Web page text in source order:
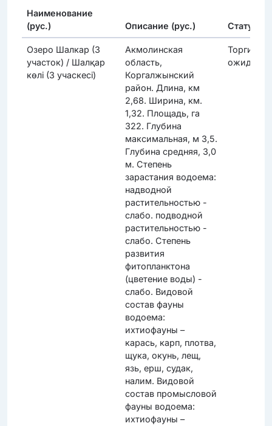
Наименование
(рус.)
Описание (рус.) Статус
Озеро Шалкар (3
участок) / Шалқар
көлі (3 учаскесі)
Акмолинская
область,
Коргалжынский
район. Длина, км
2,68. Ширина, км.
1,32. Площадь, га
322. Глубина
максимальная, м 3,5.
Глубина средняя, 3,0
м. Степень
зарастания водоема:
надводной
растительностью -
слабо. подводной
растительностью -
слабо. Степень
развития
фитопланктона
(цветение воды) -
слабо. Видовой
состав фауны
водоема:
ихтиофауны –
карась, карп, плотва,
щука, окунь, лещ,
язь, ерш, судак,
налим. Видовой
состав промысловой
фауны водоема:
ихтиофауны –
Торги